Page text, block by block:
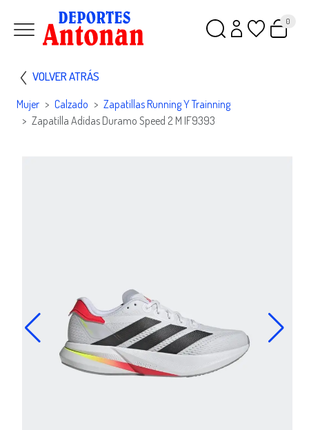
0
VOLVER ATRÁS
Mujer Calzado
Zapatillas Running Y Trainning
Zapatilla Adidas Duramo Speed 2 M IF9393